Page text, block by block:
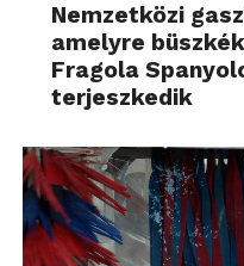
Nemzetközi
amelyre
Fragola
terjeszkedik